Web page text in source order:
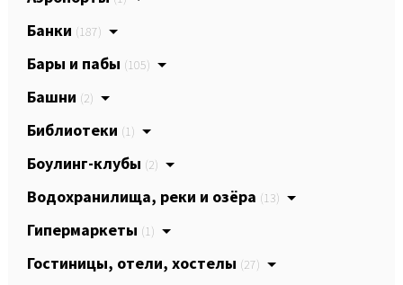
Банки (187)
Бары и пабы (105)
Башни (2)
Библиотеки (1)
Боулинг-клубы (2)
Водохранилища, реки и озёра (13)
Гипермаркеты (1)
Гостиницы, отели, хостелы (27)